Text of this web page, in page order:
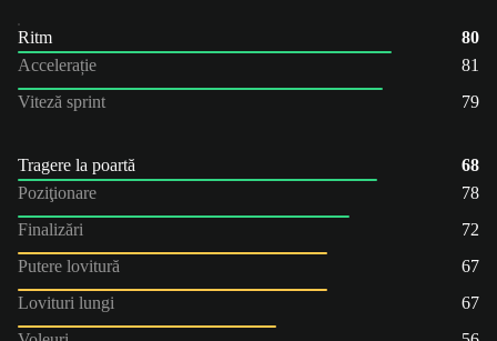
Ritm
80
Accelerație
81
Viteză sprint
79
Tragere la poartă
68
Poziţionare
78
Finalizări
72
Putere lovitură
67
Lovituri lungi
67